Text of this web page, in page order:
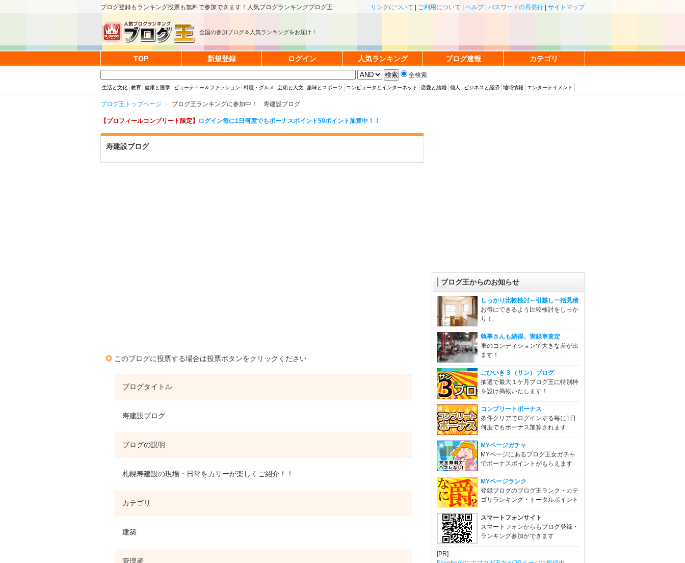
ブログ登録もランキング投票も無料で参加できます！人気ブログランキングブログ王 リンクについて ご利用について ヘルプ| パスワードの再発行 サイトマップ
全国の参加ブログ＆人気ランキングをお届け！
TOP 新規登録 ログイン 人気ランキング ブログ速報 カテゴリ
全検索
生活と文化 教育 健康と医学 ビューティー＆ファッション 料理・グルメ 芸術と人文 趣味とスポーツ コンピュータとインターネット 恋愛と結婚 個人 ビジネスと経済 地域情報 エンターテイメント
ブログ王トップページ ブログ王ランキングに参加中！ 寿建設ブログ
【プロフィールコンプリート限定】 ログイン毎に1日何度でもボーナスポイント50ポイント加算中！！
寿建設ブログ
このブログに投票する場合は投票ボタンをクリックください
ブログタイトル
寿建設ブログ
ブログの説明
札幌寿建設の現場・日常をカリーが楽しくご紹介！！
カテゴリ
建築
管理者
ブログ王からのお知らせ
しっかり比較検討～引越し一括見積
お得にできるよう比較検討をしっか
り！
執事さんも納得。実録車査定
車のコンディションで大きな差が出
ます！
ごひいき３（サン）ブログ
抽選で最大１ケ月ブログ王に特別枠
を設け掲載いたします！
コンプリートボーナス
条件クリアでログインする毎に1日
何度でもボーナス加算されます
MYページガチャ
MYページにあるブログ王女ガチャ
でボーナスポイントがもらえます
MYページランク
登録ブログのブログ王ランク・カテ
ゴリランキング・トータルポイント
スマートフォンサイト
スマートフォンからもブログ登録・
ランキング参加ができます
[PR]